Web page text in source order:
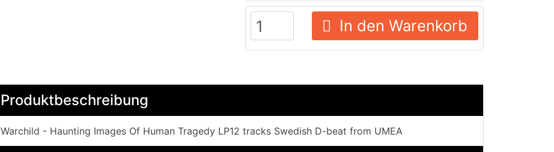
In den Warenkorb
Produktbeschreibung
Warchild - Haunting Images Of Human Tragedy LP12 tracks Swedish D-beat from UMEA